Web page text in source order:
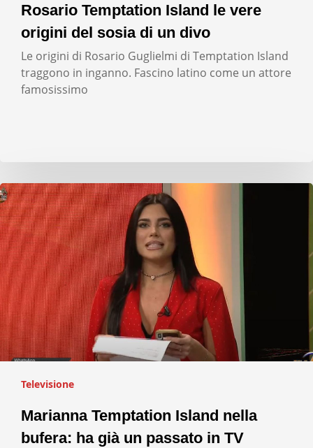
Rosario Temptation Island le vere
origini del sosia di un divo
Le origini di Rosario Guglielmi di Temptation Island
traggono in inganno. Fascino latino come un attore
famosissimo
Televisione
Marianna Temptation Island nella
bufera: ha già un passato in TV